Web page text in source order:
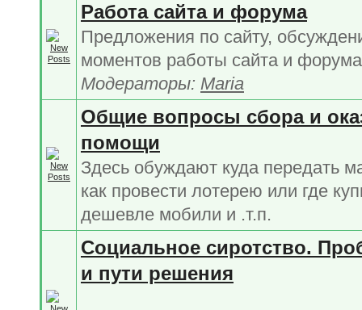
Работа сайта и форума
Предложения по сайту,
моментов работы сайта и
Модераторы: Maria
Общие вопросы сбора и
помощи
Здесь обуждают куда передать
как провести лотерею или где
дешевле мобили и .т.п.
Социальное сиротство.
и пути решения